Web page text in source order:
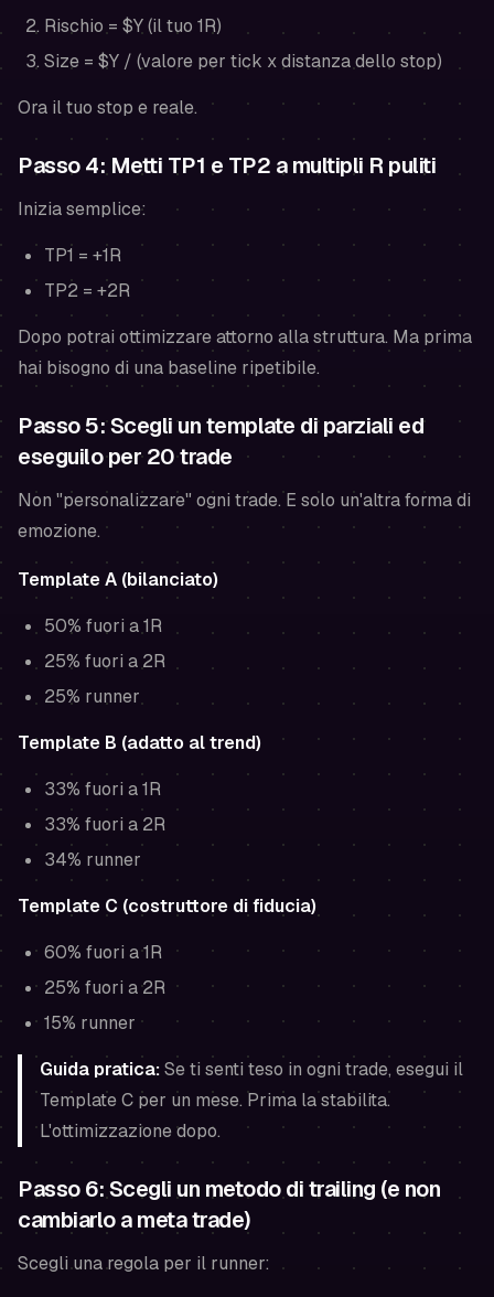
Rischio = $Y (il tuo 1R)
Size = $Y / (valore per tick x distanza dello stop)
Ora il tuo stop e reale.
Passo 4: Metti TP1 e TP2 a multipli R puliti
Inizia semplice:
TP1 = +1R
TP2 = +2R
Dopo potrai ottimizzare attorno alla struttura. Ma prima
hai bisogno di una baseline ripetibile.
Passo 5: Scegli un template di parziali ed
eseguilo per 20 trade
Non "personalizzare" ogni trade. E solo un'altra forma di
emozione.
Template A (bilanciato)
50% fuori a 1R
25% fuori a 2R
25% runner
Template B (adatto al trend)
33% fuori a 1R
33% fuori a 2R
34% runner
Template C (costruttore di fiducia)
60% fuori a 1R
25% fuori a 2R
15% runner
Guida pratica:Se ti senti teso in ogni trade, esegui il
Template C per un mese. Prima la stabilita.
L'ottimizzazione dopo.
Passo 6: Scegli un metodo di trailing (e non
cambiarlo a meta trade)
Scegli una regola per il runner: